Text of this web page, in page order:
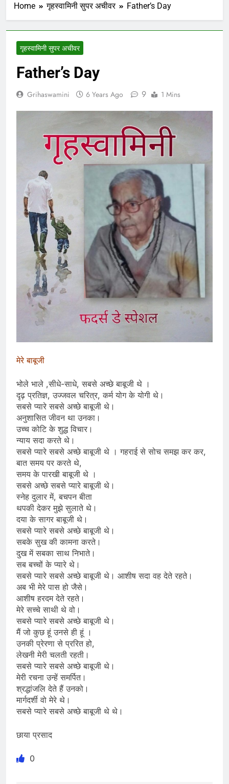
Home गृहस्वामिनी सुपर अचीवर Father’s Day
गृहस्वामिनी सुपर अचीवर
Father’s Day
Grihaswamini 6 Years Ago 9 1 Mins
मेरे बाबूजी
भोले भाले ,सीधे-साधे, सबसे अच्छे बाबूजी थे ।
दृढ़ प्रतिज्ञ, उज्जवल चरित्र, कर्म योग के योगी थे।
सबसे प्यारे सबसे अच्छे बाबूजी थे।
अनुशासित जीवन था उनका।
उच्च कोटि के शुद्ध विचार।
न्याय सदा करते थे।
सबसे प्यारे सबसे अच्छे बाबूजी थे । गहराई से सोच समझ कर कर,
बात समय पर करते थे,
समय के पारखी बाबूजी थे ।
सबसे अच्छे सबसे प्यारे बाबूजी थे।
स्नेह दुलार में, बचपन बीता
थपकी देकर मुझे सुलाते थे।
दया के सागर बाबूजी थे।
सबसे प्यारे सबसे अच्छे बाबूजी थे।
सबके सुख की कामना करते।
दुख में सबका साथ निभाते।
सब बच्चों के प्यारे थे।
सबसे प्यारे सबसे अच्छे बाबूजी थे। आशीष सदा वह देते रहते।
अब भी मेरे पास हो जैसे।
आशीष हरदम देते रहते।
मेरे सच्चे साथी थे वो।
सबसे प्यारे सबसे अच्छे बाबूजी थे।
मैं जो कुछ हूं उनसे ही हूं ।
उनकी प्रेरणा से प्ररित हो,
लेखनी मेरी चलती रहती।
सबसे प्यारे सबसे अच्छे बाबूजी थे।
मेरी रचना उन्हें समर्पित।
श्रद्धांजलि देते हैं उनको।
मार्गदर्शी वो मेरे थे।
सबसे प्यारे सबसे अच्छे बाबूजी थे थे।
छाया प्रसाद
0